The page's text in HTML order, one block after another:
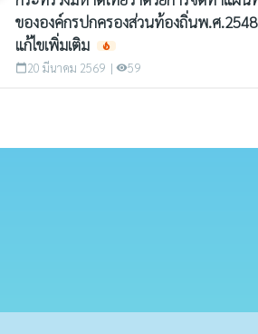
ขององค์กรปกครองส่วนท้องถิ่นพ.ศ
แก้ไขเพิ่มเติม
local_fire_department
calendar_today20 มีนาคม 2569 | visibility59